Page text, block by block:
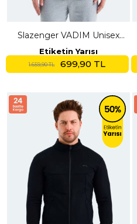
Slazenger VADIM Unisex
Oversıze Koyu Gri
Sweatshırt
Etiketin Yarısı
1.659,90 TL 699,90 TL